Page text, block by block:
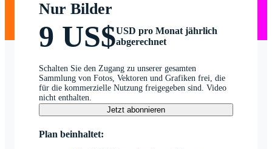
Nur Bilder
9 US$USD pro Monat jährlich
abgerechnet
Schalten Sie den Zugang zu unserer gesamten
Sammlung von Fotos, Vektoren und Grafiken frei, die
für die kommerzielle Nutzung freigegeben sind. Video
nicht enthalten.
Jetzt abonnieren
Plan beinhaltet: